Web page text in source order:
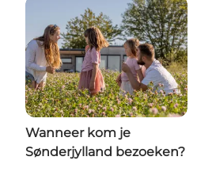
Wanneer kom je
Sønderjylland bezoeken?